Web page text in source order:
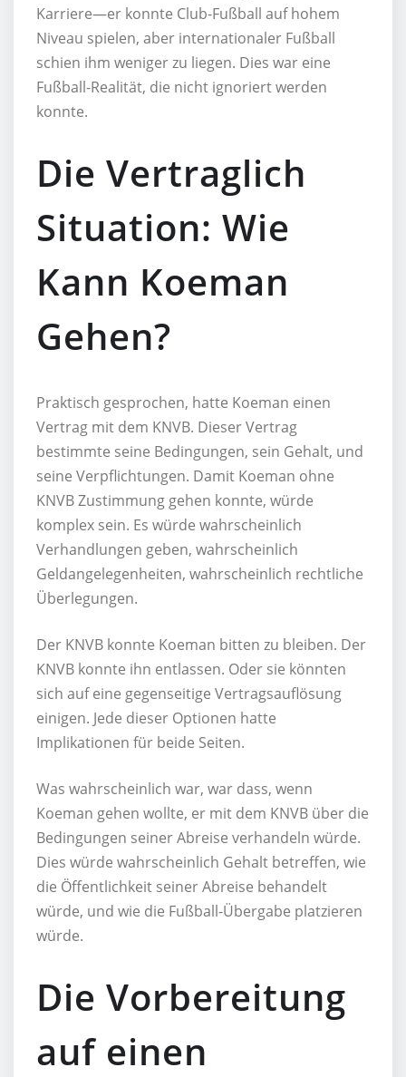
Karriere—er konnte Club-Fußball auf hohem
Niveau spielen, aber internationaler Fußball
schien ihm weniger zu liegen. Dies war eine
Fußball-Realität, die nicht ignoriert werden
konnte.
Die Vertraglich
Situation: Wie
Kann Koeman
Gehen?
Praktisch gesprochen, hatte Koeman einen
Vertrag mit dem KNVB. Dieser Vertrag
bestimmte seine Bedingungen, sein Gehalt, und
seine Verpflichtungen. Damit Koeman ohne
KNVB Zustimmung gehen konnte, würde
komplex sein. Es würde wahrscheinlich
Verhandlungen geben, wahrscheinlich
Geldangelegenheiten, wahrscheinlich rechtliche
Überlegungen.
Der KNVB konnte Koeman bitten zu bleiben. Der
KNVB konnte ihn entlassen. Oder sie könnten
sich auf eine gegenseitige Vertragsauflösung
einigen. Jede dieser Optionen hatte
Implikationen für beide Seiten.
Was wahrscheinlich war, war dass, wenn
Koeman gehen wollte, er mit dem KNVB über die
Bedingungen seiner Abreise verhandeln würde.
Dies würde wahrscheinlich Gehalt betreffen, wie
die Öffentlichkeit seiner Abreise behandelt
würde, und wie die Fußball-Übergabe platzieren
würde.
Die Vorbereitung
auf einen